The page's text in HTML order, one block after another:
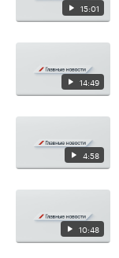
15:01
14:49
4:58
10:48